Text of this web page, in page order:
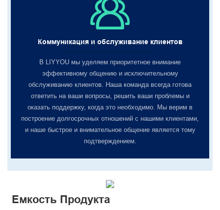
Коммуникация и обслуживание клиентов
В LIYYOU мы уделяем приоритетное внимание
эффективному общению и исключительному
обслуживанию клиентов. Наша команда всегда готова
ответить на ваши вопросы, решить ваши проблемы и
оказать поддержку, когда это необходимо. Мы верим в
построение долгосрочных отношений с нашими клиентами,
и наше быстрое и внимательное общение является тому
подтверждением.
Емкость Продукта